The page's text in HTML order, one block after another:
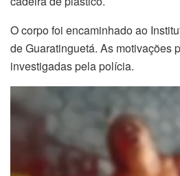
O corpo foi encaminhado ao
de Guaratinguetá. As motivações
investigadas pela polícia.
Tocador